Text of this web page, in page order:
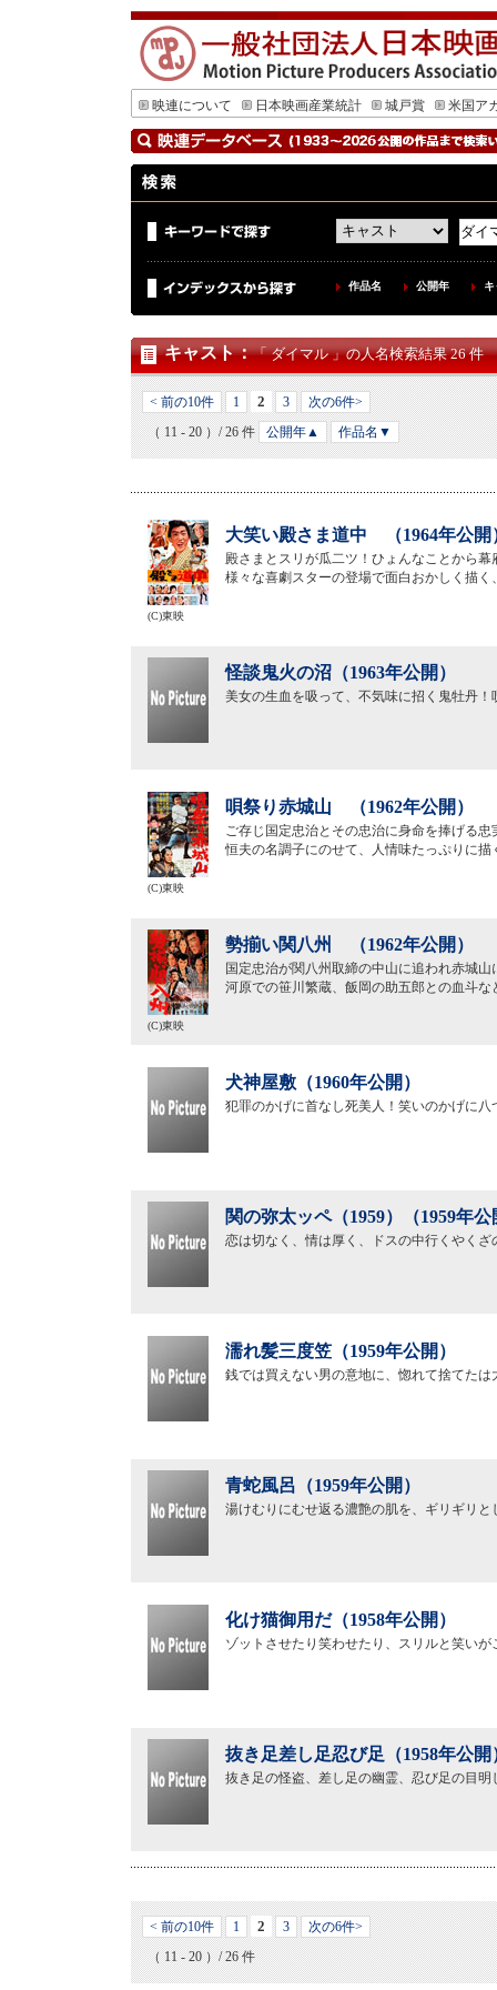
映連について 日本映画産業統計 城戸賞 米国ア
作品名 公開年
キャスト：「 ダイマル 」の人名検索結果 26 件
< 前の10件 1 2 3
次の6件>
（ 11 - 20 ）/ 26 件
公開年▲ 作品名▼
大笑い殿さま道中 （1964年公開
殿さまとスリが瓜二ツ！ひょんなことから
様々な喜劇スターの登場で面白おかしく描
(C)東映
怪談鬼火の沼（1963年公開）
美女の生血を吸って、不気味に招く鬼牡丹
唄祭り赤城山 （1962年公開）
ご存じ国定忠治とその忠治に身命を捧げる
恒夫の名調子にのせて、人情味たっぷりに描
(C)東映
勢揃い関八州 （1962年公開）
国定忠治が関八州取締の中山に追われ赤城
河原での笹川繁蔵、飯岡の助五郎との血斗
(C)東映
犬神屋敷（1960年公開）
犯罪のかげに首なし死美人！笑いのかげに八
関の弥太ッペ（1959）（1959年公
恋は切なく、情は厚く、ドスの中行くやく
濡れ髪三度笠（1959年公開）
銭では買えない男の意地に、惚れて捨てた
青蛇風呂（1959年公開）
湯けむりにむせ返る濃艶の肌を、ギリギリ
化け猫御用だ（1958年公開）
ゾットさせたり笑わせたり、スリルと笑い
抜き足差し足忍び足（1958年公開
抜き足の怪盗、差し足の幽霊、忍び足の目
< 前の10件 1 2 3
次の6件>
（ 11 - 20 ）/ 26 件